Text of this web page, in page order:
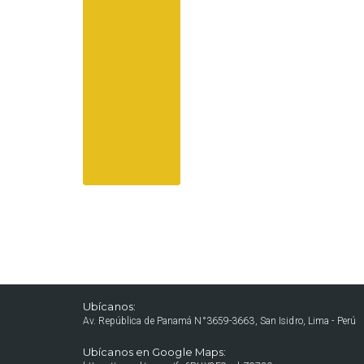
Ubícanos:
Av. República de Panamá N°3659-3663, San Isidro, Lima - Perú
Ubícanos en Google Maps: